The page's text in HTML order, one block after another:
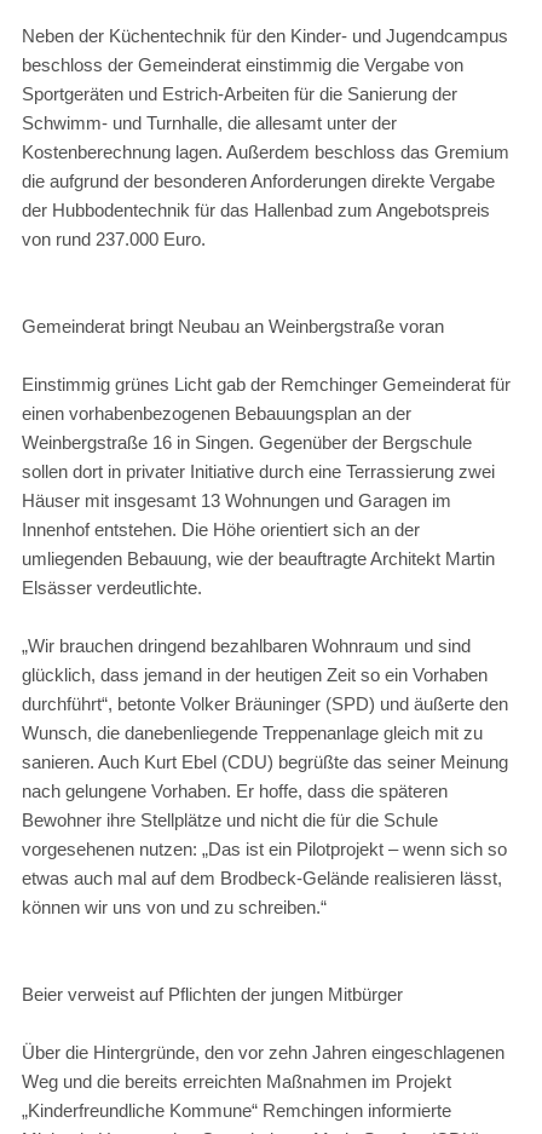
Neben der Küchentechnik für den Kinder- und Jugendcampus
beschloss der Gemeinderat einstimmig die Vergabe von
Sportgeräten und Estrich-Arbeiten für die Sanierung der
Schwimm- und Turnhalle, die allesamt unter der
Kostenberechnung lagen. Außerdem beschloss das Gremium
die aufgrund der besonderen Anforderungen direkte Vergabe
der Hubbodentechnik für das Hallenbad zum Angebotspreis
von rund 237.000 Euro.
Gemeinderat bringt Neubau an Weinbergstraße voran
Einstimmig grünes Licht gab der Remchinger Gemeinderat für
einen vorhabenbezogenen Bebauungsplan an der
Weinbergstraße 16 in Singen. Gegenüber der Bergschule
sollen dort in privater Initiative durch eine Terrassierung zwei
Häuser mit insgesamt 13 Wohnungen und Garagen im
Innenhof entstehen. Die Höhe orientiert sich an der
umliegenden Bebauung, wie der beauftragte Architekt Martin
Elsässer verdeutlichte.
„Wir brauchen dringend bezahlbaren Wohnraum und sind
glücklich, dass jemand in der heutigen Zeit so ein Vorhaben
durchführt“, betonte Volker Bräuninger (SPD) und äußerte den
Wunsch, die danebenliegende Treppenanlage gleich mit zu
sanieren. Auch Kurt Ebel (CDU) begrüßte das seiner Meinung
nach gelungene Vorhaben. Er hoffe, dass die späteren
Bewohner ihre Stellplätze und nicht die für die Schule
vorgesehenen nutzen: „Das ist ein Pilotprojekt – wenn sich so
etwas auch mal auf dem Brodbeck-Gelände realisieren lässt,
können wir uns von und zu schreiben.“
Beier verweist auf Pflichten der jungen Mitbürger
Über die Hintergründe, den vor zehn Jahren eingeschlagenen
Weg und die bereits erreichten Maßnahmen im Projekt
„Kinderfreundliche Kommune“ Remchingen informierte